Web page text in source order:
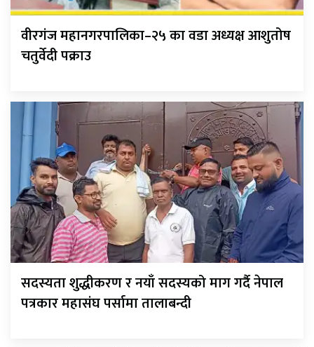
वीरगंज महानगरपालिका–२५ का वडा अध्यक्ष आशुतोष
चतुर्वेदी पक्राउ
सदस्यता शुद्धीकरण र नयाँ सदस्यको माग गर्दै नेपाल
पत्रकार महासंघ पर्सामा तालाबन्दी